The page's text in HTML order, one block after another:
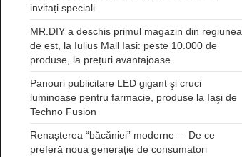
invitați speciali
MR.DIY a deschis primul magazin din regiunea
de est, la Iulius Mall Iași: peste 10.000 de
produse, la prețuri avantajoase
Panouri publicitare LED gigant şi cruci
luminoase pentru farmacie, produse la Iaşi de
Techno Fusion
Renașterea “băcăniei” moderne – De ce
preferă noua generație de consumatori